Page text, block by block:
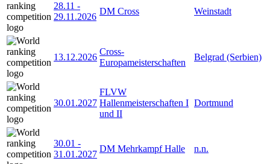
28.11 -
29.11.2026
DM Cross Weinstadt
13.12.2026
Cross-
Europameisterschaften
Belgrad (Serbien)
30.01.2027
FLVW
Hallenmeisterschaften I
und II
Dortmund
30.01 -
31.01.2027
DM Mehrkampf Halle n.n.